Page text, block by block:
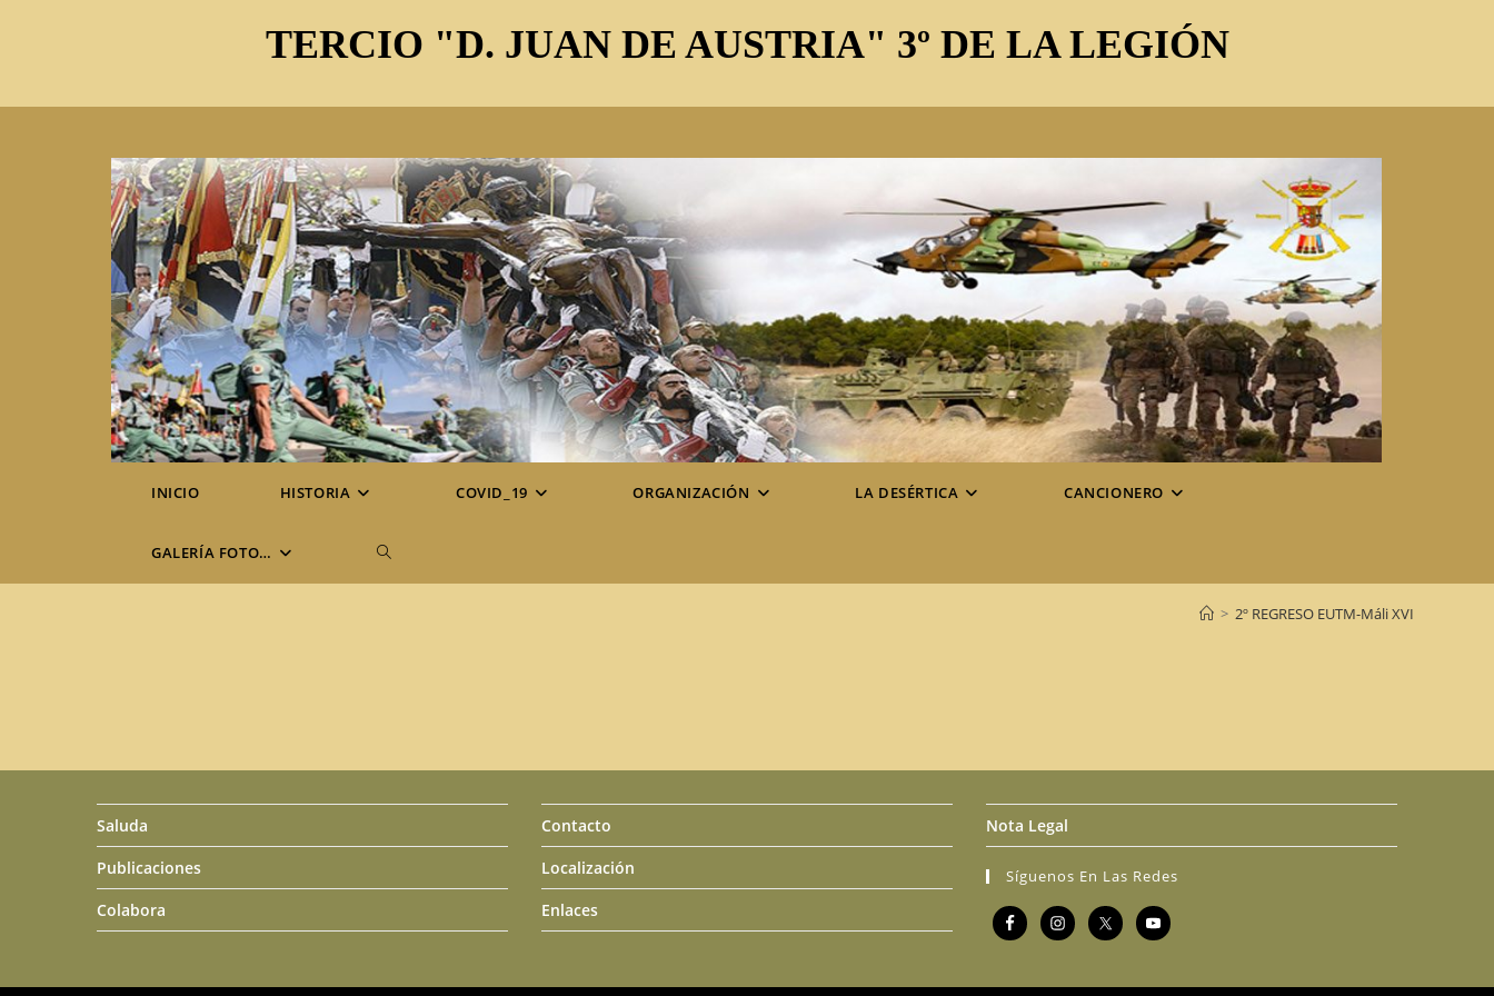
TERCIO "D. JUAN DE AUSTRIA" 3º DE LA LEGIÓN
INICIO HISTORIA COVID_19 ORGANIZACIÓN LA DESÉRTICA CANCIONERO
GALERÍA FOTO… Alternar
> 2º REGRESO EUTM-Máli XVI
Saluda
Publicaciones
Colabora
Contacto
Localización
Enlaces
Nota Legal
Síguenos En Las Redes